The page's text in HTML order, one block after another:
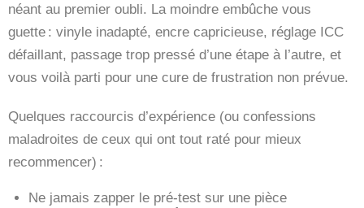
néant au premier oubli. La moindre embûche vous
guette : vinyle inadapté, encre capricieuse, réglage ICC
défaillant, passage trop pressé d’une étape à l’autre, et
vous voilà parti pour une cure de frustration non prévue.
Quelques raccourcis d’expérience (ou confessions
maladroites de ceux qui ont tout raté pour mieux
recommencer) :
Ne jamais zapper le pré-test sur une pièce